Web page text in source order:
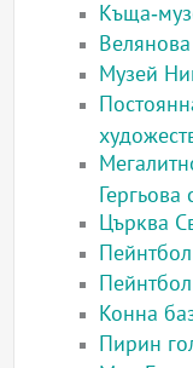
Къща-
Музей
Гергьова
Църква
Конна
Пирин